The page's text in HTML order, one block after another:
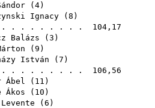
( 4)
Ignacy ( 8 )
. . . . . . . . . 104,17
Balázs ( 3 )
( 9 )
István ( 7 )
. . . . . . . . 106,56
Ábel ( 11 )
Ákos ( 10 )
( 6 )